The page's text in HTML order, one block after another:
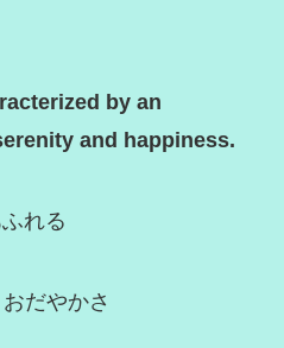
by an
and happiness.
れる
だやかさ